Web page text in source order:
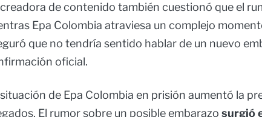
de contenido también cuestionó que el
Epa Colombia atraviesa un complejo
que no tendría sentido hablar de un nuevo
oficial.
de Epa Colombia en prisión aumentó la
El rumor sobre un posible embarazo surgió